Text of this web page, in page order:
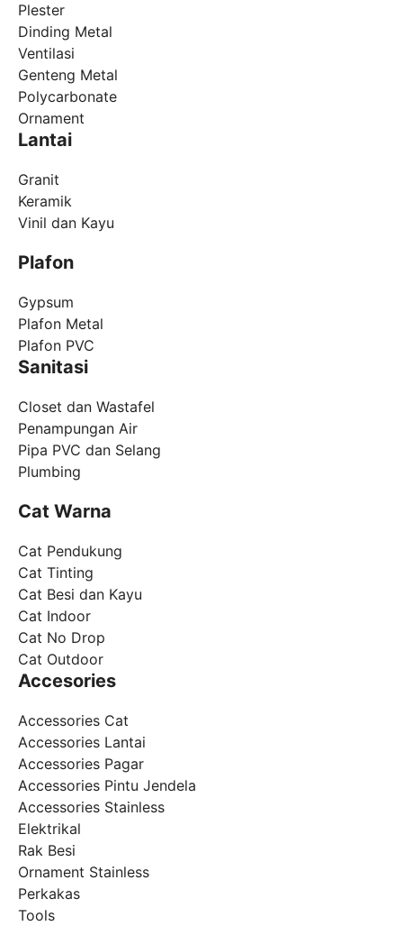
Plester
Dinding Metal
Ventilasi
Genteng Metal
Polycarbonate
Ornament
Lantai
Granit
Keramik
Vinil dan Kayu
Plafon
Gypsum
Plafon Metal
Plafon PVC
Sanitasi
Closet dan Wastafel
Penampungan Air
Pipa PVC dan Selang
Plumbing
Cat Warna
Cat Pendukung
Cat Tinting
Cat Besi dan Kayu
Cat Indoor
Cat No Drop
Cat Outdoor
Accesories
Accessories Cat
Accessories Lantai
Accessories Pagar
Accessories Pintu Jendela
Accessories Stainless
Elektrikal
Rak Besi
Ornament Stainless
Perkakas
Tools